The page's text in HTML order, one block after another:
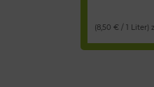
(8,50 € / 1 Liter)